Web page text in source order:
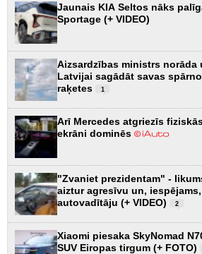
Jaunais KIA Seltos nāks
Sportage (+ VIDEO)
Aizsardzības ministrs norāda
Latvijai sagādāt savas
raķetes
1
Arī Mercedes atgriezīs
ekrāni dominēs
"Zvaniet prezidentam" -
aiztur agresīvu un,
autovadītāju (+ VIDEO)
2
Xiaomi piesaka SkyNomad
SUV Eiropas tirgum (+ FOTO)